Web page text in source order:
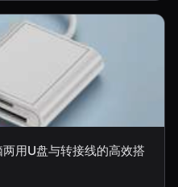
用U盘与转接线的高效搭